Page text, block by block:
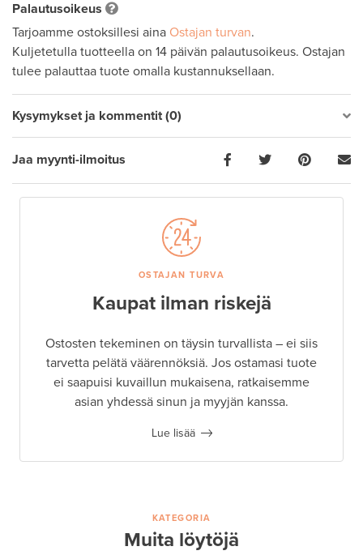
Palautusoikeus
Tarjoamme ostoksillesi aina Ostajan turvan.
Kuljetetulla tuotteella on 14 päivän palautusoikeus. Ostajan
tulee palauttaa tuote omalla kustannuksellaan.
Kysymykset ja kommentit (0)
Jaa myynti-ilmoitus
OSTAJAN TURVA
Kaupat ilman riskejä
Ostosten tekeminen on täysin turvallista – ei siis
tarvetta pelätä väärennöksiä. Jos ostamasi tuote
ei saapuisi kuvaillun mukaisena, ratkaisemme
asian yhdessä sinun ja myyjän kanssa.
Lue lisää
KATEGORIA
Muita löytöjä